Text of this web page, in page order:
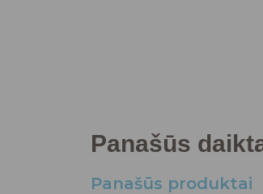
Panašūs
Panašūs produktai